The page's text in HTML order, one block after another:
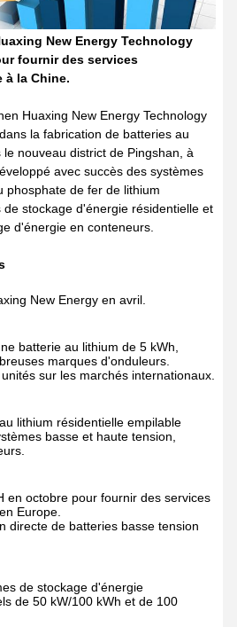
New Energy Technology
fournir des services
à la Chine.
Huaxing New Energy Technology
la fabrication de batteries au
nouveau district de Pingshan, à
avec succès des systèmes
phosphate de fer de lithium
stockage d'énergie résidentielle et
d'énergie en conteneurs.
New Energy en avril.
batterie au lithium de 5 kWh,
marques d'onduleurs.
sur les marchés internationaux.
lithium résidentielle empilable
basse et haute tension,
en octobre pour fournir des services
Europe.
directe de batteries basse tension
de stockage d'énergie
de 50 kW/100 kWh et de 100